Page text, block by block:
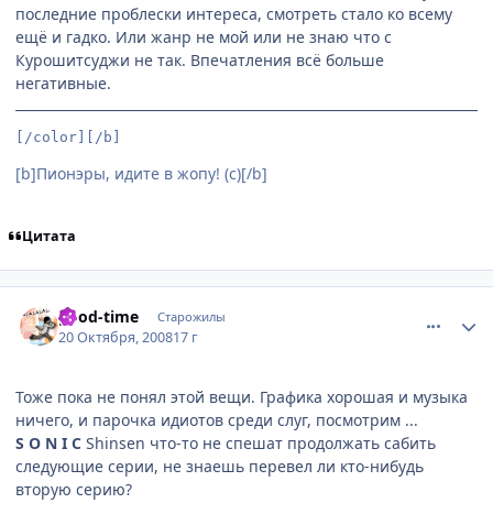
последние проблески интереса, смотреть стало ко всему
ещё и гадко. Или жанр не мой или не знаю что с
Курошитсуджи не так. Впечатления всё больше
негативные.
[/color][/b]
[b]Пионэры, идите в жопу! (с)[/b]
Цитата
good-time Старожилы
20 Октября, 200817 г
Тоже пока не понял этой вещи. Графика хорошая и музыка
ничего, и парочка идиотов среди слуг, посмотрим ...
S O N I C Shinsen что-то не спешат продолжать сабить
следующие серии, не знаешь перевел ли кто-нибудь
вторую серию?